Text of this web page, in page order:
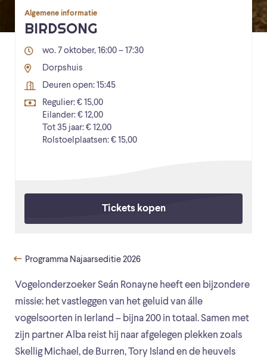
Vogelonderzoeker Seán Ronayne heeft een bijzondere
missie: het vastleggen van het geluid van álle
vogelsoorten in Ierland – bijna 200 in totaal. Samen met
zijn partner Alba reist hij naar afgelegen plekken zoals
Skellig Michael, de Burren, Tory Island en de heuvels
Algemene informatie
BIRDSONG
wo. 7 oktober, 16:00 – 17:30
Dorpshuis
Deuren open: 15:45
Regulier: € 15,00
Eilander: € 12,00
Tot 35 jaar: € 12,00
Rolstoelplaatsen: € 15,00
Tickets kopen
Programma Najaarseditie 2026